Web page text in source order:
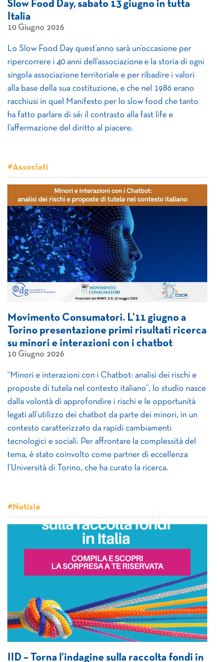
Slow Food Day, sabato 13 giugno in tutta
Italia
10 Giugno 2026
Lo Slow Food Day quest’anno sarà un’occasione per
ripercorrere i 40 anni dell’associazione e la storia di ogni
singola associazione territoriale e per ribadire i valori
alla base della sua costituzione, e che nel 1986 erano
racchiusi in quel Manifesto per lo slow food che tanto
ha fatto parlare di sé: il contrasto alla fast life e
l’affermazione del diritto al piacere.
#Associati
Movimento Consumatori. L’11 giugno a
Torino presentazione primi risultati ricerca
su minori e interazioni con i chatbot
10 Giugno 2026
“Minori e interazioni con i Chatbot: analisi dei rischi e
proposte di tutela nel contesto italiano”, lo studio nasce
dalla volontà di approfondire i rischi e le opportunità
legati all’utilizzo dei chatbot da parte dei minori, in un
contesto caratterizzato da rapidi cambiamenti
tecnologici e sociali. Per affrontare la complessità del
tema, è stato coinvolto come partner di eccellenza
l’Università di Torino, che ha curato la ricerca.
#Notizie
IID – Torna l’indagine sulla raccolta fondi in